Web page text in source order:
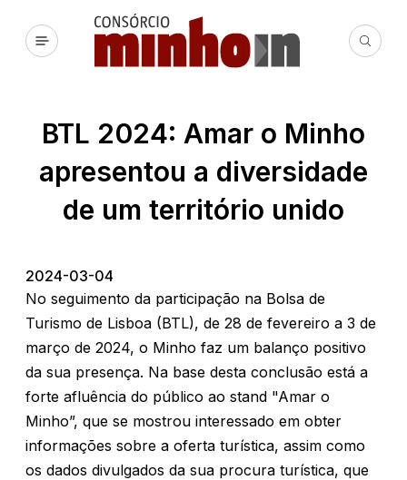
BTL 2024: Amar o Minho
apresentou a diversidade
de um território unido
2024-03-04
No seguimento da participação na Bolsa de
Turismo de Lisboa (BTL), de 28 de fevereiro a 3 de
março de 2024, o Minho faz um balanço positivo
da sua presença. Na base desta conclusão está a
forte afluência do público ao stand "Amar o
Minho”, que se mostrou interessado em obter
informações sobre a oferta turística, assim como
os dados divulgados da sua procura turística, que